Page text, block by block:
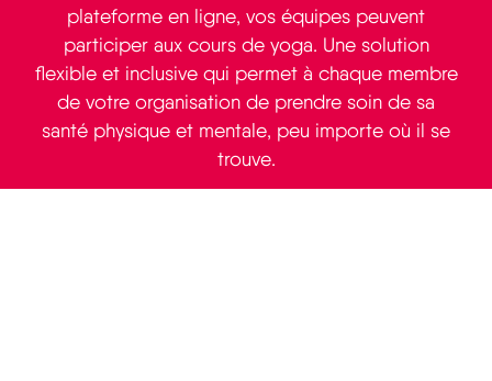
plateforme en ligne, vos équipes peuvent
participer aux cours de yoga. Une solution
flexible et inclusive qui permet à chaque membre
de votre organisation de prendre soin de sa
santé physique et mentale, peu importe où il se
trouve.